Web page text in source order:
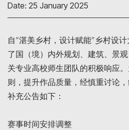
Date: 25 January 2025
自“湛美乡村，设计赋能”乡村设
了国（境）内外规划、建筑、景
关专业高校师生团队的积极响应
则，提升作品质量，经慎重讨论
补充公告如下：
赛事时间安排调整